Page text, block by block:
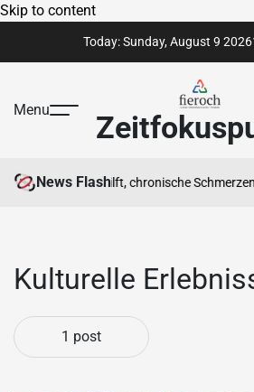
Skip to content
Today: Sunday, August 9 2026
Menu
News Flash
Ihnen hilft, chronische Schmerzen
Kulturelle
1 post